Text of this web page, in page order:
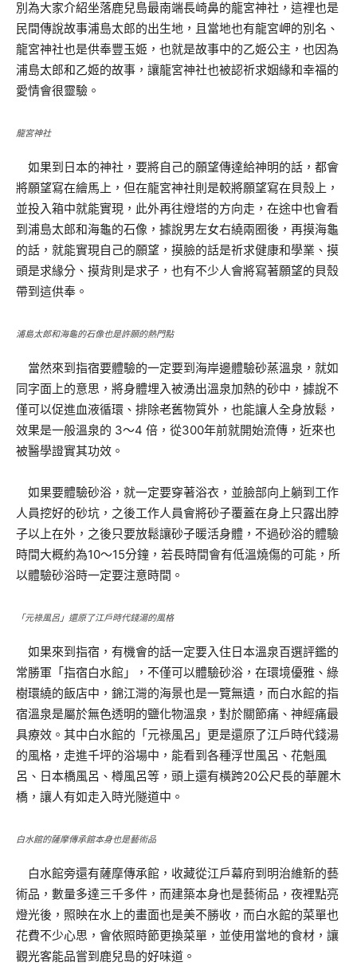
別為大家介紹坐落鹿兒島最南端長崎鼻的龍宮神社，這裡也是
民間傳說故事浦島太郎的出生地，且當地也有龍宮岬的別名、
龍宮神社也是供奉豐玉姬，也就是故事中的乙姬公主，也因為
浦島太郎和乙姬的故事，讓龍宮神社也被認祈求姻緣和幸福的
愛情會很靈驗。
龍宮神社
如果到日本的神社，要將自己的願望傳達給神明的話，都會
將願望寫在繪馬上，但在龍宮神社則是較將願望寫在貝殼上，
並投入箱中就能實現，此外再往燈塔的方向走，在途中也會看
到浦島太郎和海龜的石像，據說男左女右繞兩圈後，再摸海龜
的話，就能實現自己的願望，摸臉的話是祈求健康和學業、摸
頭是求緣分、摸背則是求子，也有不少人會將寫著願望的貝殼
帶到這供奉。
浦島太郎和海龜的石像也是許願的熱門點
當然來到指宿要體驗的一定要到海岸邊體驗砂蒸溫泉，就如
同字面上的意思，將身體埋入被湧出溫泉加熱的砂中，據說不
僅可以促進血液循環、排除老舊物質外，也能讓人全身放鬆，
效果是一般溫泉的 3～4 倍，從300年前就開始流傳，近來也
被醫學證實其功效。
如果要體驗砂浴，就一定要穿著浴衣，並臉部向上躺到工作
人員挖好的砂坑，之後工作人員會將砂子覆蓋在身上只露出脖
子以上在外，之後只要放鬆讓砂子暖活身體，不過砂浴的體驗
時間大概約為10～15分鐘，若長時間會有低溫燒傷的可能，所
以體驗砂浴時一定要注意時間。
「元祿風呂」還原了江戶時代錢湯的風格
如果來到指宿，有機會的話一定要入住日本溫泉百選評鑑的
常勝軍「指宿白水館」，不僅可以體驗砂浴，在環境優雅、綠
樹環繞的飯店中，錦江灣的海景也是一覽無遺，而白水館的指
宿溫泉是屬於無色透明的鹽化物溫泉，對於關節痛、神經痛最
具療效。其中白水館的「元祿風呂」更是還原了江戶時代錢湯
的風格，走進千坪的浴場中，能看到各種浮世風呂、花魁風
呂、日本橋風呂、樽風呂等，頭上還有橫跨20公尺長的華麗木
橋，讓人有如走入時光隧道中。
白水館的薩摩傳承館本身也是藝術品
白水館旁還有薩摩傳承館，收藏從江戶幕府到明治維新的藝
術品，數量多達三千多件，而建築本身也是藝術品，夜裡點亮
燈光後，照映在水上的畫面也是美不勝收，而白水館的菜單也
花費不少心思，會依照時節更換菜單，並使用當地的食材，讓
觀光客能品嘗到鹿兒島的好味道。